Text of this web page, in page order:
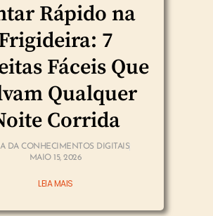
Rápido na
7
Fáceis Que
Qualquer
Corrida
DA CONHECIMENTOS DIGITAIS
MAIO 15, 2026
LEIA MAIS